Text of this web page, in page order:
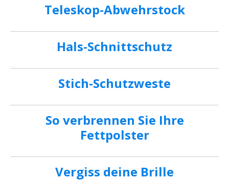
Teleskop-Abwehrstock
Hals-Schnittschutz
Stich-Schutzweste
So verbrennen Sie Ihre
Fettpolster
Vergiss deine Brille